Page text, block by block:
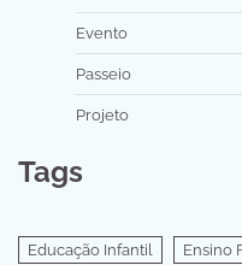
Evento
Passeio
Projeto
Tags
Educação Infantil Ensino